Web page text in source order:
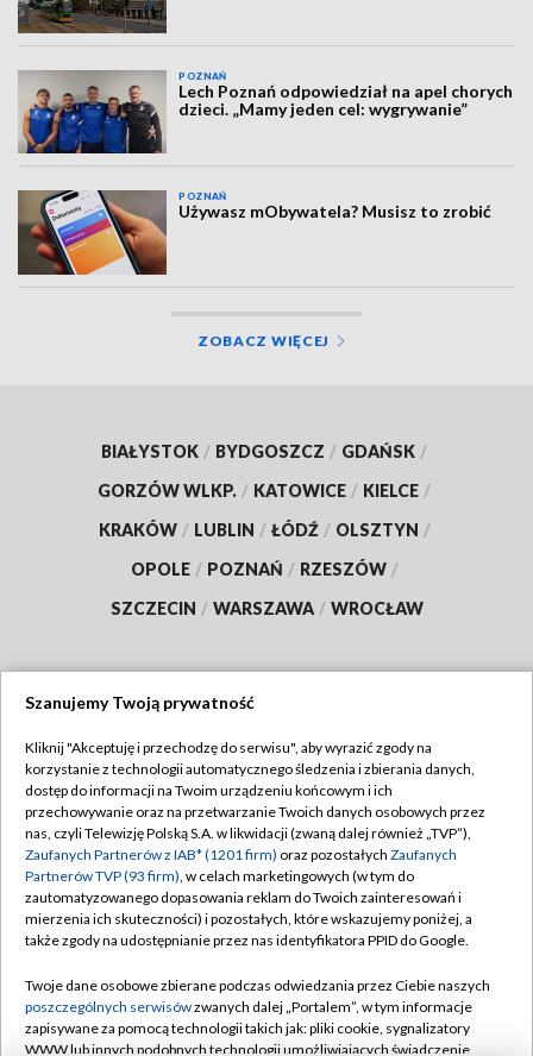
POZNAŃ
Lech Poznań odpowiedział na apel chorych
dzieci. „Mamy jeden cel: wygrywanie”
POZNAŃ
Używasz mObywatela? Musisz to zrobić
ZOBACZ WIĘCEJ
BIAŁYSTOK / BYDGOSZCZ / GDAŃSK /
GORZÓW WLKP. / KATOWICE / KIELCE /
KRAKÓW / LUBLIN / ŁÓDŹ / OLSZTYN /
OPOLE / POZNAŃ / RZESZÓW /
SZCZECIN / WARSZAWA / WROCŁAW
TVP
Abonament TVP
Emisja w TVP
Centrum informacji TVP
Naziemna Telewizja Cyfrowa
Rada Programowa
System NOS
Regulamin TVP
Polityka prywatności
Moje zgody
Pomoc
Kontakt
Szanujemy Twoją prywatność
Kliknij "Akceptuję i przechodzę do serwisu", aby wyrazić zgody na
korzystanie z technologii automatycznego śledzenia i zbierania danych,
dostęp do informacji na Twoim urządzeniu końcowym i ich
przechowywanie oraz na przetwarzanie Twoich danych osobowych przez
nas, czyli Telewizję Polską S.A. w likwidacji (zwaną dalej również „TVP”),
Zaufanych Partnerów z IAB* (1201 firm) oraz pozostałych Zaufanych
Partnerów TVP (93 firm), w celach marketingowych (w tym do
zautomatyzowanego dopasowania reklam do Twoich zainteresowań i
mierzenia ich skuteczności) i pozostałych, które wskazujemy poniżej, a
także zgody na udostępnianie przez nas identyfikatora PPID do Google.
Twoje dane osobowe zbierane podczas odwiedzania przez Ciebie naszych
poszczególnych serwisówzwanych dalej „Portalem”, w tym informacje
zapisywane za pomocą technologii takich jak: pliki cookie, sygnalizatory
WWW lub innych podobnych technologii umożliwiających świadczenie